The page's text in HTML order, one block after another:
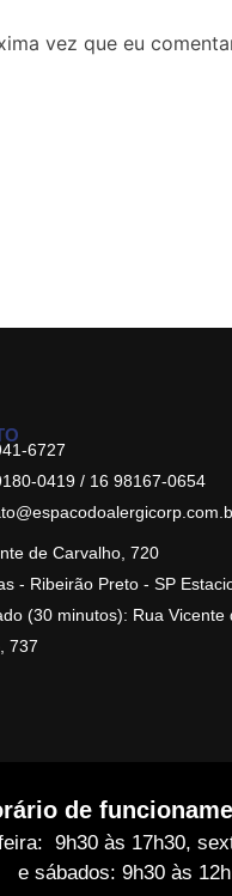
vez que eu
6727
0419 / 16 98167-0654
de Carvalho, 720
- Ribeirão Preto - SP
(30 minutos): Rua Vicente
737
de
9h30 às 17h30,
e sábados: 9h30 às 12h